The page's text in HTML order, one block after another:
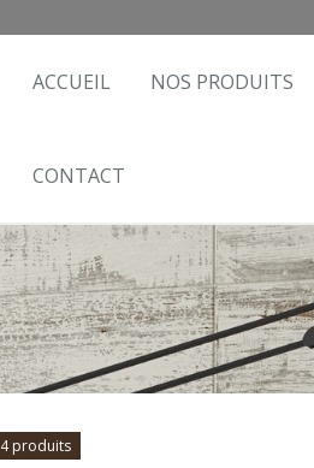
ACCUEIL NOS PRODUITS
CONTACT
4 produits